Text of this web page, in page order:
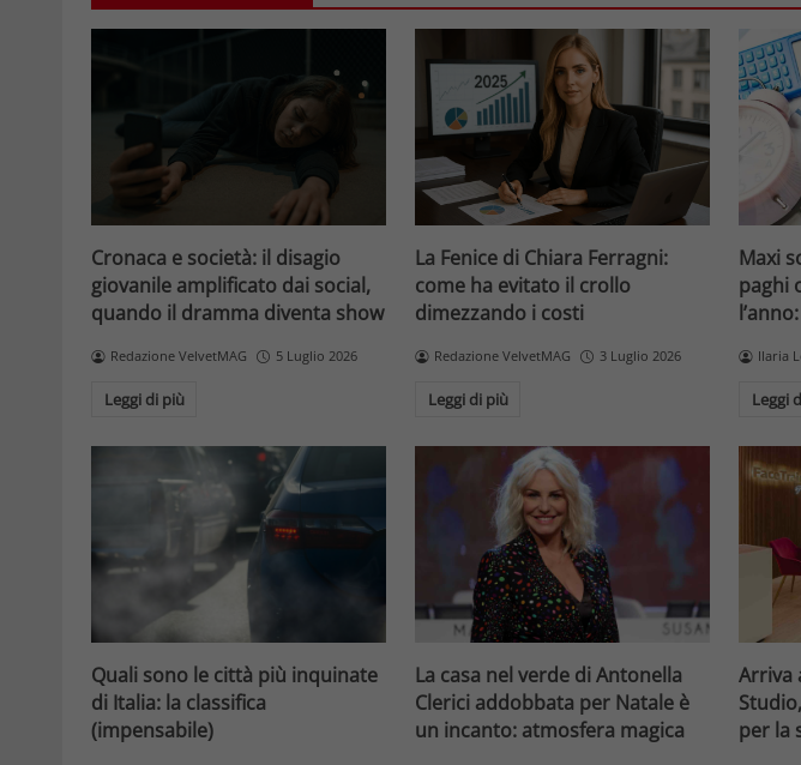
Cronaca e società: il disagio
giovanile amplificato dai social,
quando il dramma diventa show
Redazione VelvetMAG 5 Luglio 2026
Leggi di più
La Fenice di Chiara Ferragni:
come ha evitato il crollo
dimezzando i costi
Redazione VelvetMAG 3 Luglio 2026
Leggi di più
Maxi
paghi
Ilaria
Leggi
Quali sono le città più inquinate
di Italia: la classifica
(impensabile)
La casa nel verde di Antonella
Clerici addobbata per Natale è
un incanto: atmosfera magica
Arriva
per la